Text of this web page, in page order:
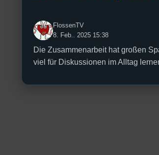
FlossenTV
8. Feb.. 2025 15:38
Die Zusammenarbeit hat großen
viel für Diskussionen im Alltag